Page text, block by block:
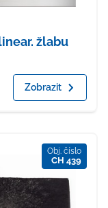
žlabu
Zobrazit
Obj. číslo
CH 439